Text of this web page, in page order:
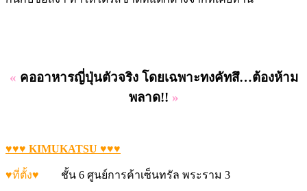
« คออาหารญี่ปุ่นตัวจริง โดยเฉพาะทงคัทสึ…ต้องห้าม
พลาด!! »
♥♥♥ KIMUKATSU ♥♥♥
♥ที่ตั้ง♥ ชั้น 6 ศูนย์การค้าเซ็นทรัล พระราม 3